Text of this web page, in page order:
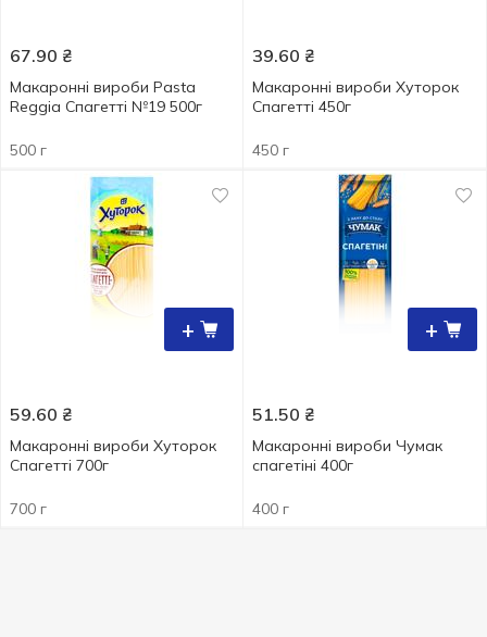
67.90 ₴
Макаронні вироби Pasta
Reggia Спагетті №19 500г
500 г
39.60 ₴
Макаронні вироби Хуторок
Спагетті 450г
450 г
+
59.60 ₴
Макаронні вироби Хуторок
Спагетті 700г
700 г
+
51.50 ₴
Макаронні вироби Чумак
спагетіні 400г
400 г